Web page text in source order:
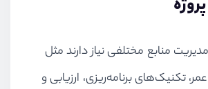
منابع مختلفی نیاز دارند مثل
تکنیک‌های برنامه‌ریزی، ارزیابی و